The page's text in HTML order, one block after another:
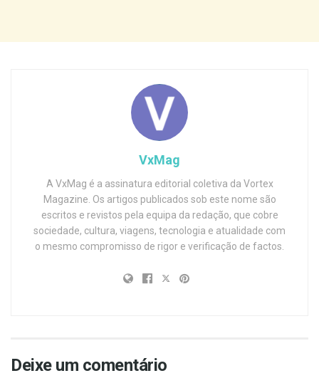
VxMag
A VxMag é a assinatura editorial coletiva da Vortex
Magazine. Os artigos publicados sob este nome são
escritos e revistos pela equipa da redação, que cobre
sociedade, cultura, viagens, tecnologia e atualidade com
o mesmo compromisso de rigor e verificação de factos.
Deixe um comentário